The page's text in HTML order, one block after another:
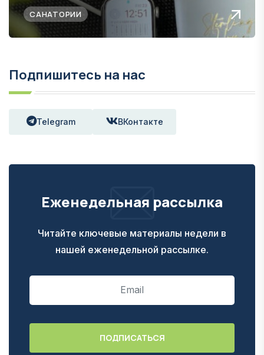
САНАТОРИИ
Подпишитесь на нас
Telegram ВКонтакте
Еженедельная рассылка
Читайте ключевые материалы недели в
нашей еженедельной рассылке.